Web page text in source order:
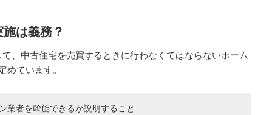
は義務？
、中古住宅を売買するときに行わなくてはならないホーム
めています。
業者を斡旋できるか説明すること